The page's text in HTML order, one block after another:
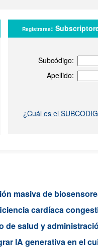
Registrarse:
Subcódigo:
Apellido:
¿Cuál es el
masiva de
cardíaca
de salud y
IA generativa en el